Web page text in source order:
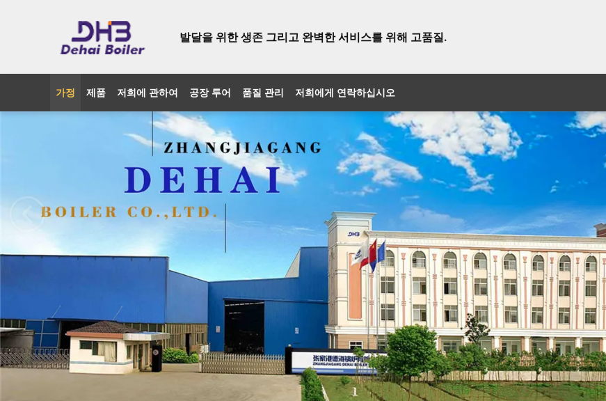
발달을 위한 생존 그리고 완벽한 서비스를 위해 고품질.
가정 제품 저희에 관하여 공장 투어 품질 관리 저희에게 연락하십시오